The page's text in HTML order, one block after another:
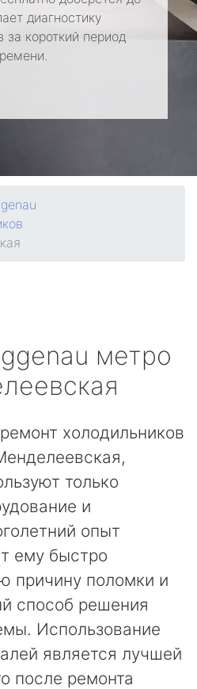
диагностику
за короткий период
метро
холодильников
только
и
опыт
ему быстро
причину поломки и
способ решения
Использование
является лучшей
после ремонта